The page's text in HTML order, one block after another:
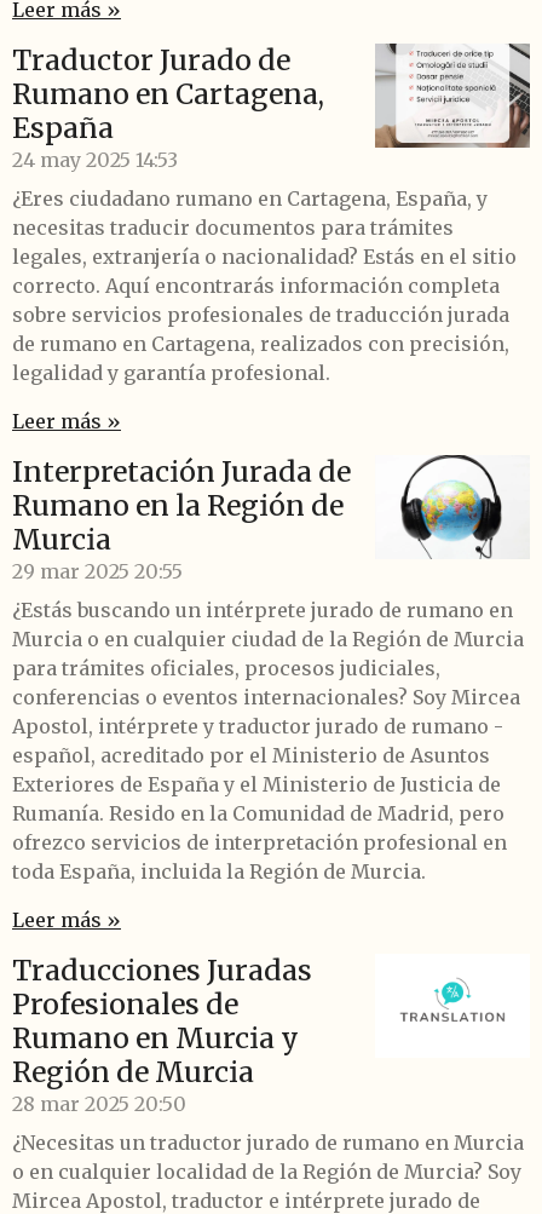
Leer más »
Traductor Jurado de
Rumano en Cartagena,
España
24 may 2025 14:53
¿Eres ciudadano rumano en Cartagena, España, y
necesitas traducir documentos para trámites
legales, extranjería o nacionalidad? Estás en el sitio
correcto. Aquí encontrarás información completa
sobre servicios profesionales de traducción jurada
de rumano en Cartagena, realizados con precisión,
legalidad y garantía profesional.
Leer más »
Interpretación Jurada de
Rumano en la Región de
Murcia
29 mar 2025 20:55
¿Estás buscando un intérprete jurado de rumano en
Murcia o en cualquier ciudad de la Región de Murcia
para trámites oficiales, procesos judiciales,
conferencias o eventos internacionales? Soy Mircea
Apostol, intérprete y traductor jurado de rumano -
español, acreditado por el Ministerio de Asuntos
Exteriores de España y el Ministerio de Justicia de
Rumanía. Resido en la Comunidad de Madrid, pero
ofrezco servicios de interpretación profesional en
toda España, incluida la Región de Murcia.
Leer más »
Traducciones Juradas
Profesionales de
Rumano en Murcia y
Región de Murcia
28 mar 2025 20:50
¿Necesitas un traductor jurado de rumano en Murcia
o en cualquier localidad de la Región de Murcia? Soy
Mircea Apostol, traductor e intérprete jurado de